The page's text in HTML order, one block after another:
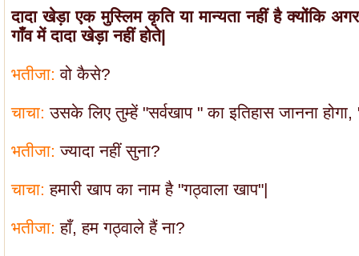
दादा खेड़ा एक मुस्लिम कृति या मान्यता नहीं है क्योंकि
गाँव में दादा खेड़ा नहीं होते|
भतीजा: वो कैसे?
चाचा: उसके लिए तुम्हें "सर्वखाप " का इतिहास जानना होगा,
भतीजा:ज्यादा नहीं सुना?
चाचा:हमारी खाप का नाम है "गठ्वाला खाप"|
भतीजा:हाँ, हम गठ्वाले हैं ना?